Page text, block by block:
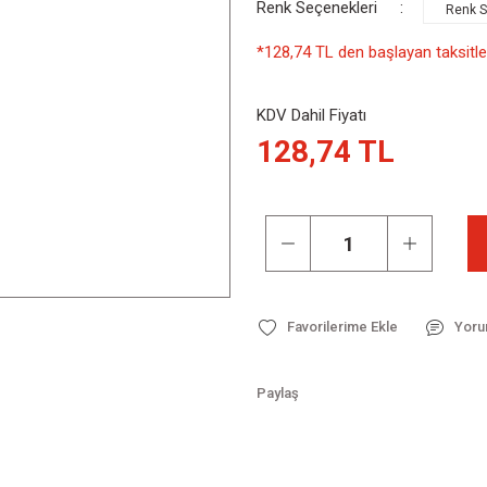
Renk Seçenekleri
*128,74 TL den başlayan
KDV Dahil Fiyatı
128,74 TL
Paylaş